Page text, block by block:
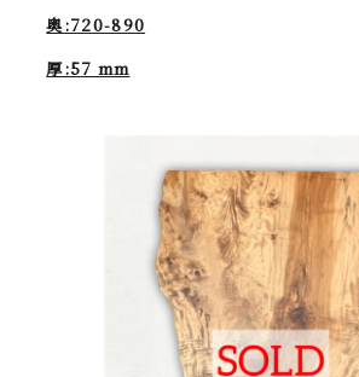
奥:720-890
厚:57 mm